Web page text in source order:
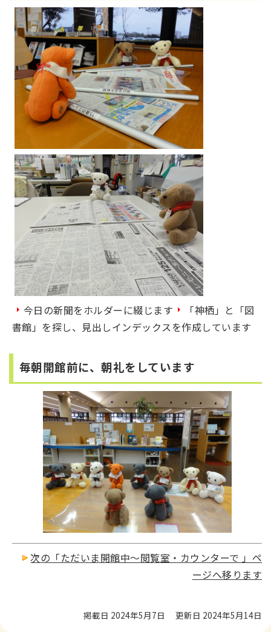
今日の新聞をホルダーに綴じます
「神栖」と「図
書館」を探し、見出しインデックスを作成しています
毎朝開館前に、朝礼をしています
次の「ただいま開館中～閲覧室・カウンターで 」ペ
ージへ移ります
掲載日 2024年5月7日 更新日 2024年5月14日